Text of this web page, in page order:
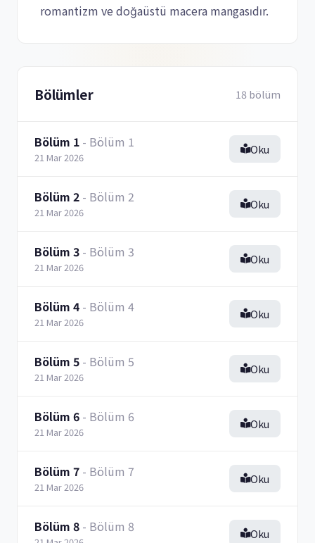
romantizm ve doğaüstü macera mangasıdır.
Bölümler 18 bölüm
Bölüm 1 - Bölüm 1
21 Mar 2026
Oku
Bölüm 2 - Bölüm 2
21 Mar 2026
Oku
Bölüm 3 - Bölüm 3
21 Mar 2026
Oku
Bölüm 4 - Bölüm 4
21 Mar 2026
Oku
Bölüm 5 - Bölüm 5
21 Mar 2026
Oku
Bölüm 6 - Bölüm 6
21 Mar 2026
Oku
Bölüm 7 - Bölüm 7
21 Mar 2026
Oku
Bölüm 8 - Bölüm 8 Oku